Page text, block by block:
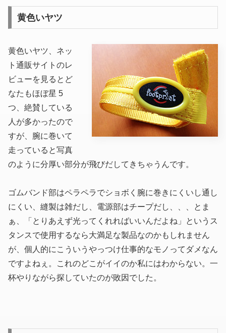
黄色いヤツ
黄色いヤツ、ネッ
ト通販サイトのレ
ビューを見るとど
なたもほぼ星 5
つ、絶賛している
人が多かったので
すが、腕に巻いて
走っていると写真
のように分厚い部分が飛びだしてきちゃうんです。
ゴムバンド部はペラペラでショボく腕に巻きにくいし通し
にくい、縫製は雑だし、電源部はチープだし、、、とま
ぁ、「とりあえず光ってくれればいいんだよね」というス
タンスで使用するなら大満足な製品なのかもしれません
が、個人的にこういうやっつけ仕事的なモノってダメなん
ですよねぇ。これのどこがイイのか私にはわからない。一
杯やりながら探していたのが敗因でした。